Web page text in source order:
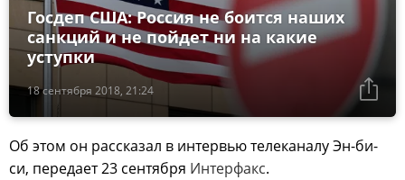
18 сентября 2018, 21:24
Госдеп США: Россия не боится наших
санкций и не пойдет ни на какие
уступки
Об этом он рассказал в интервью телеканалу Эн-би-
си, передает 23 сентября Интерфакс.